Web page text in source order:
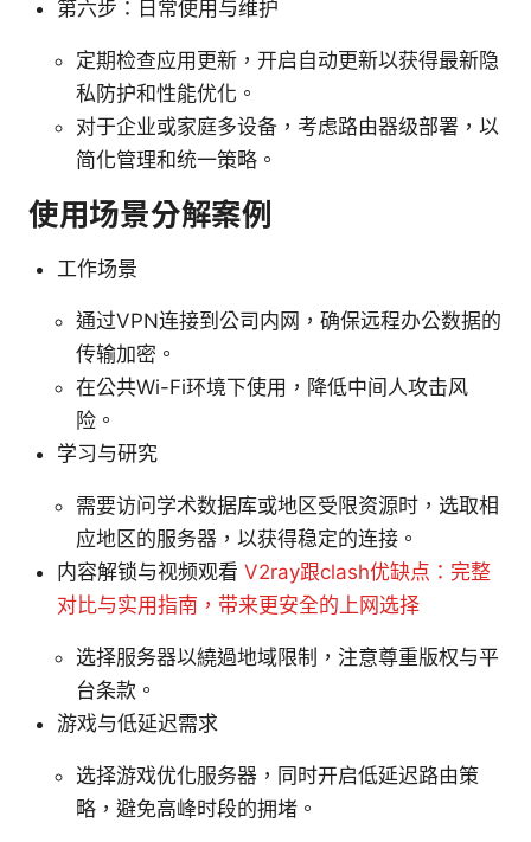
第六步：日常使用与维护
定期检查应用更新，开启自动更新以获得最新隐
私防护和性能优化。
对于企业或家庭多设备，考虑路由器级部署，以
简化管理和统一策略。
使用场景分解案例
工作场景
通过VPN连接到公司内网，确保远程办公数据的
传输加密。
在公共Wi-Fi环境下使用，降低中间人攻击风
险。
学习与研究
需要访问学术数据库或地区受限资源时，选取相
应地区的服务器，以获得稳定的连接。
内容解锁与视频观看 V2ray跟clash优缺点：完整
对比与实用指南，带来更安全的上网选择
选择服务器以繞過地域限制，注意尊重版权与平
台条款。
游戏与低延迟需求
选择游戏优化服务器，同时开启低延迟路由策
略，避免高峰时段的拥堵。